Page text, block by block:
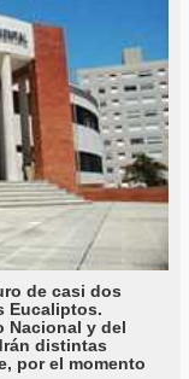
de casi dos
Eucaliptos.
Nacional y del
distintas
por el momento